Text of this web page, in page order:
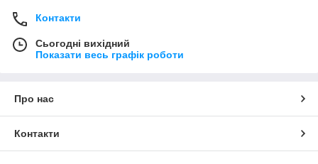
Контакти
Сьогодні вихідний
Показати весь графік роботи
Про нас
Контакти